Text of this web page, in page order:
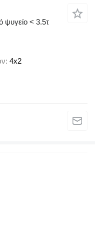
ψυγείο < 3.5τ
4x2